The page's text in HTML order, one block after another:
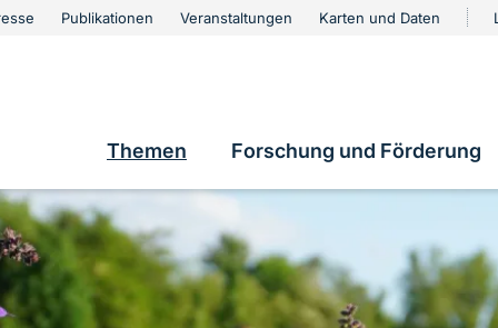
Publikationen Veranstaltungen Karten und Daten
Hauptnavigation
Themen Forschung und Förderung